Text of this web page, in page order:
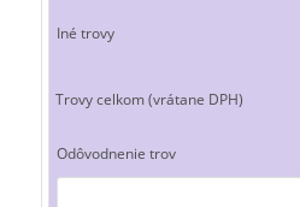
Iné trovy
Trovy celkom (vrátane DPH)
Odôvodnenie trov